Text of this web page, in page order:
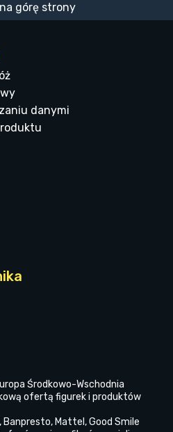
górę strony
danymi
Środkowo-Wschodnia
ofertą figurek i produktów
Banpresto, Mattel, Good Smile